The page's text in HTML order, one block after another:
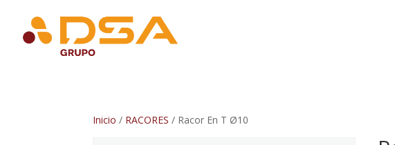
Inicio / RACORES / Racor En T Ø10